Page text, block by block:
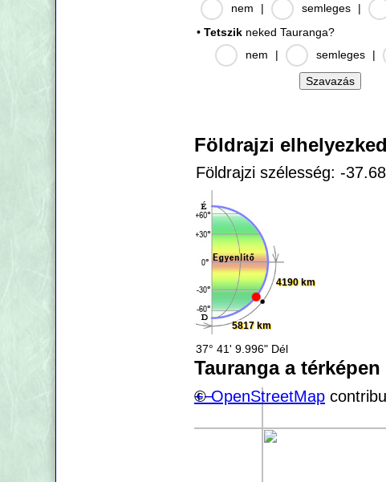
nem
| semleges |
• Tetszik neked Tauranga?
nem
| semleges |
Földrajzi
Földrajzi szélesség: -
5817 km
4190 km
37° 41' 9.996" Dél
Tauranga a térképen
+−
©OpenStreetMap